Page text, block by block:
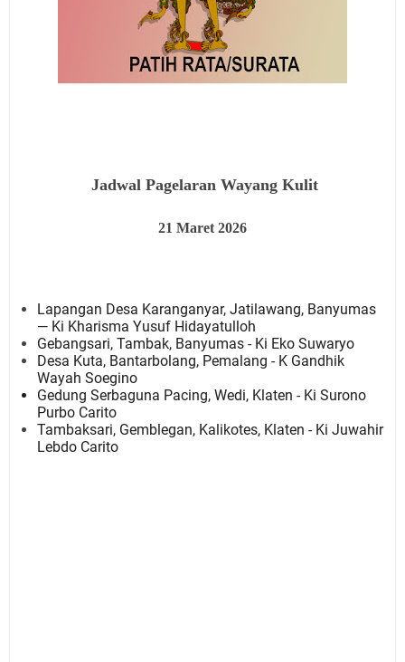
Jadwal Pagelaran Wayang Kulit
21 Maret 2026
Lapangan Desa Karanganyar, Jatilawang, Banyumas
— Ki Kharisma Yusuf Hidayatulloh
Gebangsari, Tambak, Banyumas - Ki Eko Suwaryo
Desa Kuta, Bantarbolang, Pemalang - K Gandhik
Wayah Soegino
Gedung Serbaguna Pacing, Wedi, Klaten - Ki Surono
Purbo Carito
Tambaksari, Gemblegan, Kalikotes, Klaten - Ki Juwahir
Lebdo Carito